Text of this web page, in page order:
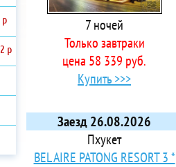
р
р
7 ночей
Только завтраки
цена 58 339 руб.
Купить >>>
Заезд 26.08.2026
Пхукет
BEL AIRE PATONG RESORT 3 *